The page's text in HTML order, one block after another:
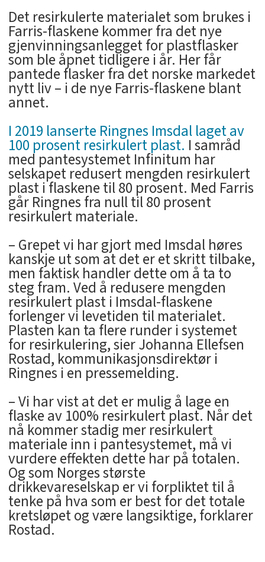
Det resirkulerte materialet som brukes i
Farris-flaskene kommer fra det nye
gjenvinningsanlegget for plastflasker
som ble åpnet tidligere i år. Her får
pantede flasker fra det norske markedet
nytt liv – i de nye Farris-flaskene blant
annet.
I 2019 lanserte Ringnes Imsdal laget av
100 prosent resirkulert plast. I samråd
med pantesystemet Infinitum har
selskapet redusert mengden resirkulert
plast i flaskene til 80 prosent. Med Farris
går Ringnes fra null til 80 prosent
resirkulert materiale.
– Grepet vi har gjort med Imsdal høres
kanskje ut som at det er et skritt tilbake,
men faktisk handler dette om å ta to
steg fram. Ved å redusere mengden
resirkulert plast i Imsdal-flaskene
forlenger vi levetiden til materialet.
Plasten kan ta flere runder i systemet
for resirkulering, sier Johanna Ellefsen
Rostad, kommunikasjonsdirektør i
Ringnes i en pressemelding.
– Vi har vist at det er mulig å lage en
flaske av 100% resirkulert plast. Når det
nå kommer stadig mer resirkulert
materiale inn i pantesystemet, må vi
vurdere effekten dette har på totalen.
Og som Norges største
drikkevareselskap er vi forpliktet til å
tenke på hva som er best for det totale
kretsløpet og være langsiktige, forklarer
Rostad.